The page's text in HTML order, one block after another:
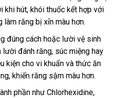
khi hút, khói thuốc kết hợp với
làm răng bị xỉn màu hơn.
đúng cách hoặc lười vệ sinh
đánh răng, súc miệng hay
kiện cho vi khuẩn và thức ăn
khiến răng sậm màu hơn.
phần như Chlorhexidine,